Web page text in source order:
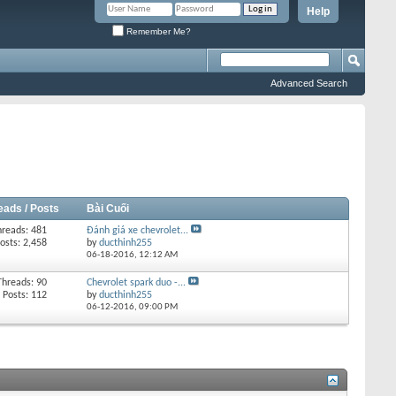
Help
Remember Me?
Advanced Search
/ Posts Bài Cuối
481
2,458
Đánh giá xe chevrolet...
byducthinh255
06-18-2016, 12:12 AM
90
Posts: 112
Chevrolet spark duo -...
byducthinh255
06-12-2016, 09:00 PM